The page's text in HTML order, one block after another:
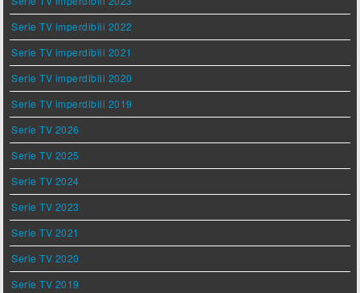
Serie TV imperdibili 2022
Serie TV imperdibili 2021
Serie TV imperdibili 2020
Serie TV imperdibili 2019
Serie TV 2026
Serie TV 2025
Serie TV 2024
Serie TV 2023
Serie TV 2021
Serie TV 2020
Serie TV 2019